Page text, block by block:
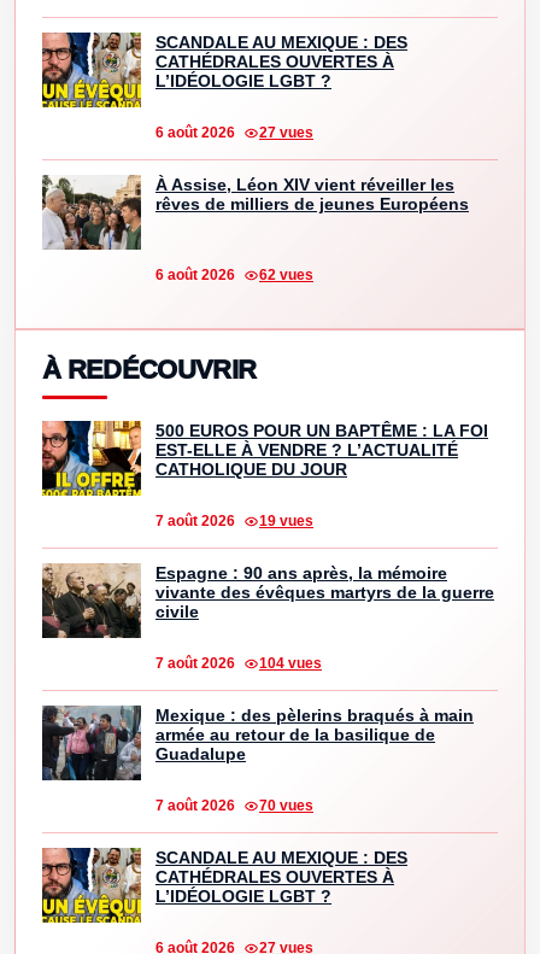
SCANDALE AU MEXIQUE : DES
CATHÉDRALES OUVERTES À
L’IDÉOLOGIE LGBT ?
6 août 2026 27 vues
À Assise, Léon XIV vient réveiller les
rêves de milliers de jeunes Européens
6 août 2026 62 vues
À REDÉCOUVRIR
500 EUROS POUR UN BAPTÊME : LA FOI
EST-ELLE À VENDRE ? L’ACTUALITÉ
CATHOLIQUE DU JOUR
7 août 2026 19 vues
Espagne : 90 ans après, la mémoire
vivante des évêques martyrs de la guerre
civile
7 août 2026 104 vues
Mexique : des pèlerins braqués à main
armée au retour de la basilique de
Guadalupe
7 août 2026 70 vues
SCANDALE AU MEXIQUE : DES
CATHÉDRALES OUVERTES À
L’IDÉOLOGIE LGBT ?
6 août 2026 27 vues